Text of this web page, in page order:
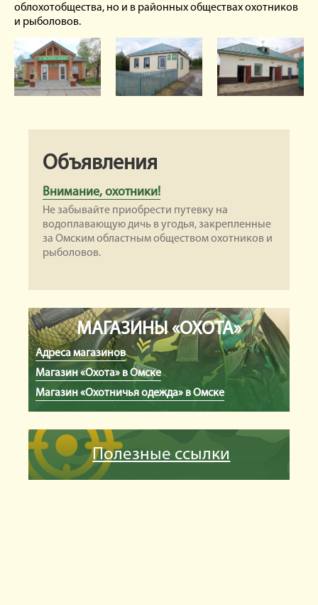
облохотобщества, но и в районных обществах охотников
и рыболовов.
Объявления
Внимание, охотники!
Не забывайте приобрести путевку на
водоплавающую дичь в угодья, закрепленные
за Омским областным обществом охотников и
рыболовов.
МАГАЗИНЫ «ОХОТА»
Адреса магазинов
Магазин «Охота» в Омске
Магазин «Охотничья одежда» в Омске
Полезные ссылки